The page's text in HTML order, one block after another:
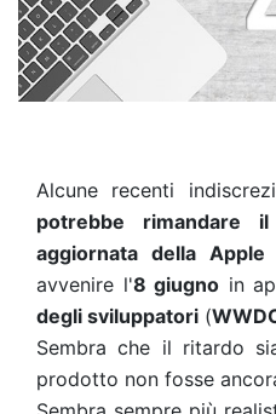
Alcune recenti
potrebbe rimandare
aggiornata della Apple
avvenire l'8 giugno in
degli sviluppatori (
Sembra che il ritardo
prodotto non fosse